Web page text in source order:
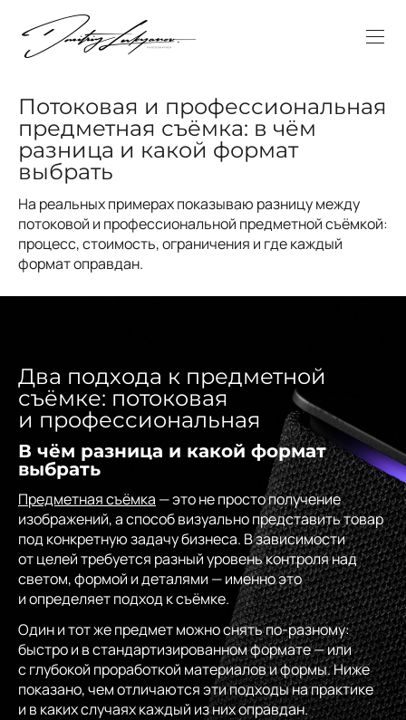
Потоковая и профессиональная
предметная съёмка: в чём
разница и какой формат
выбрать
На реальных примерах показываю разницу между
потоковой и профессиональной предметной съёмкой:
процесс, стоимость, ограничения и где каждый
формат оправдан.
Два подхода к предметной
съёмке: потоковая
и профессиональная
В чём разница и какой формат
выбрать
Предметная съёмка — это не просто получение
изображений, а способ визуально представить товар
под конкретную задачу бизнеса. В зависимости
от целей требуется разный уровень контроля над
светом, формой и деталями — именно это
и определяет подход к съёмке.
Один и тот же предмет можно снять по-разному:
быстро и в стандартизированном формате — или
с глубокой проработкой материалов и формы. Ниже
показано, чем отличаются эти подходы на практике
и в каких случаях каждый из них оправдан.